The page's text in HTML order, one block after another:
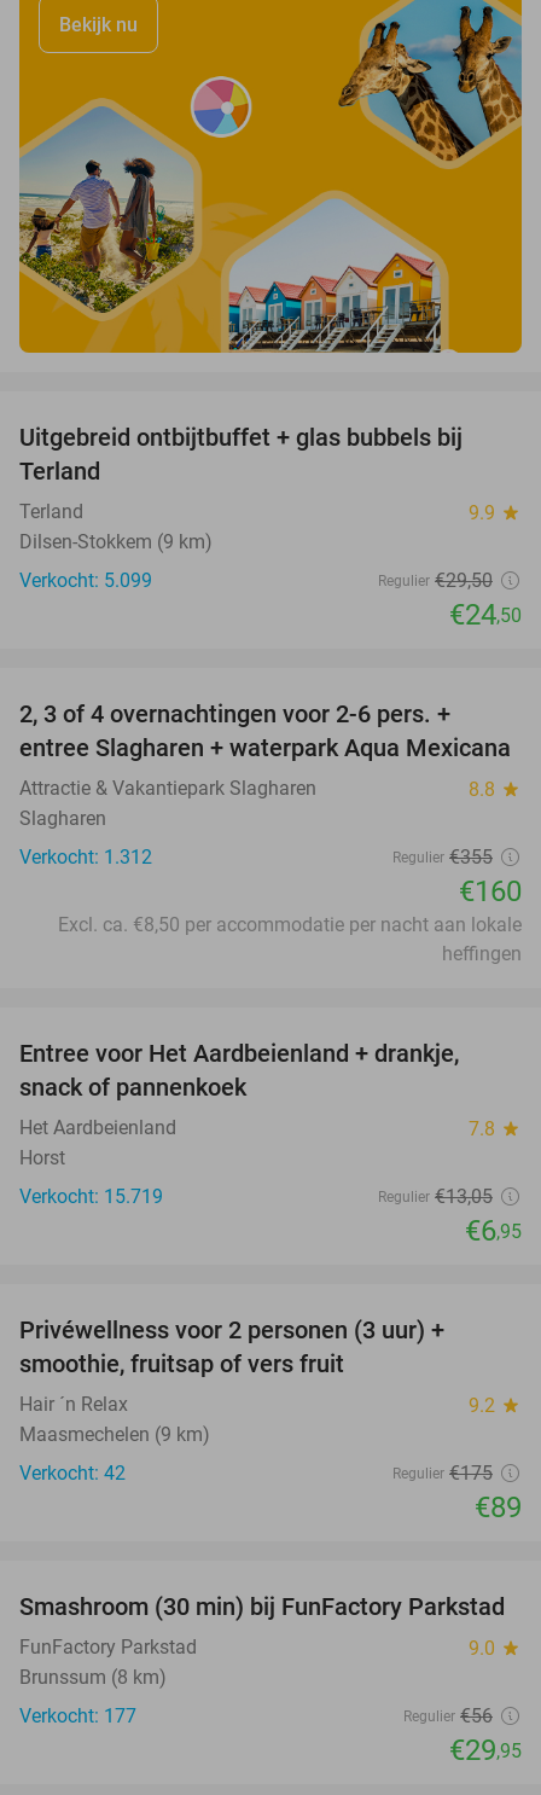
Bekijk nu
Uitgebreid ontbijtbuffet + glas bubbels bij
Terland
Terland 9.9 star
Dilsen-Stokkem (9 km)
Verkocht: 5.099
Regulier €29,50
€24,50
2, 3 of 4 overnachtingen voor 2-6 pers. +
entree Slagharen + waterpark Aqua Mexicana
Attractie & Vakantiepark Slagharen 8.8 star
Slagharen
Verkocht: 1.312
Regulier €355
€160
Excl. ca. €8,50 per accommodatie per nacht aan lokale
heffingen
Entree voor Het Aardbeienland + drankje,
snack of pannenkoek
Het Aardbeienland 7.8 star
Horst
Verkocht: 15.719
Regulier €13,05
€6,95
Privéwellness voor 2 personen (3 uur) +
smoothie, fruitsap of vers fruit
Hair ´n Relax 9.2 star
Maasmechelen (9 km)
Verkocht: 42
Regulier €175
€89
47%
Smashroom (30 min) bij FunFactory Parkstad
FunFactory Parkstad 9.0 star
Brunssum (8 km)
Verkocht: 177
Regulier €56
€29,95